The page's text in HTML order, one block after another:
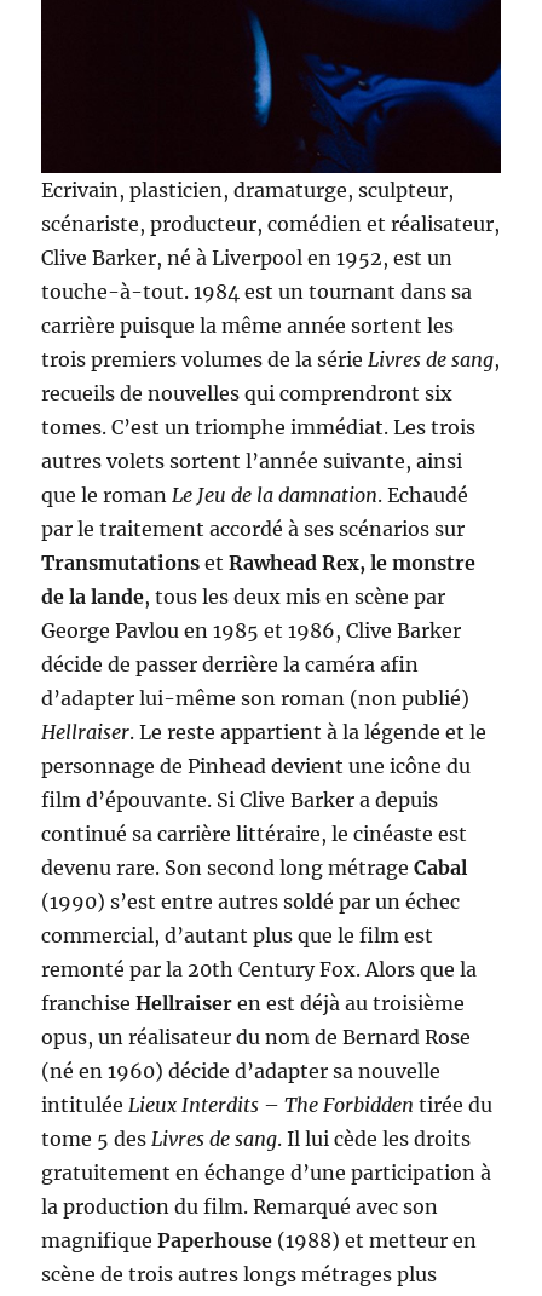
Ecrivain, plasticien, dramaturge, sculpteur,
scénariste, producteur, comédien et réalisateur,
Clive Barker, né à Liverpool en 1952, est un
touche-à-tout. 1984 est un tournant dans sa
carrière puisque la même année sortent les
trois premiers volumes de la sérieLivres de sang,
recueils de nouvelles qui comprendront six
tomes. C’est un triomphe immédiat. Les trois
autres volets sortent l’année suivante, ainsi
que le romanLe Jeu de la damnation. Echaudé
par le traitement accordé à ses scénarios sur
Transmutations etRawhead Rex, le monstre
de la lande, tous les deux mis en scène par
George Pavlou en 1985 et 1986, Clive Barker
décide de passer derrière la caméra afin
d’adapter lui-même son roman (non publié)
Hellraiser. Le reste appartient à la légende et le
personnage de Pinhead devient une icône du
film d’épouvante. Si Clive Barker a depuis
continué sa carrière littéraire, le cinéaste est
devenu rare. Son second long métrageCabal
(1990) s’est entre autres soldé par un échec
commercial, d’autant plus que le film est
remonté par la 20th Century Fox. Alors que la
franchiseHellraiser en est déjà au troisième
opus, un réalisateur du nom de Bernard Rose
(né en 1960) décide d’adapter sa nouvelle
intituléeLieux Interdits –The Forbiddentirée du
tome 5 desLivres de sang. Il lui cède les droits
gratuitement en échange d’une participation à
la production du film. Remarqué avec son
magnifiquePaperhouse (1988) et metteur en
scène de trois autres longs métrages plus